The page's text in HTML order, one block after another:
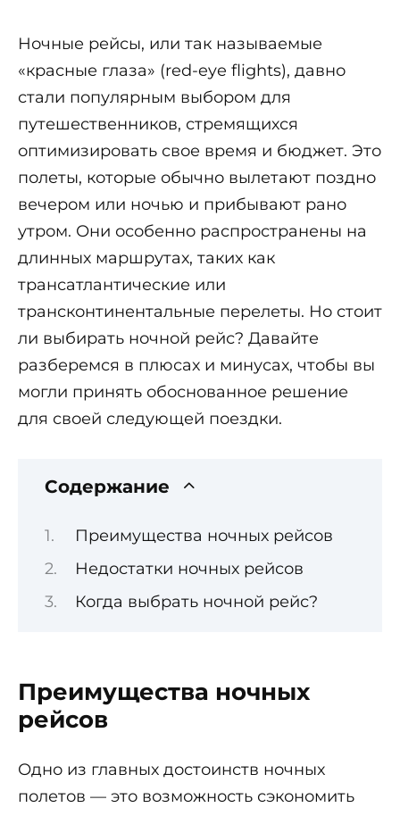
Ночные рейсы, или так называемые
«красные глаза» (red-eye flights), давно
стали популярным выбором для
путешественников, стремящихся
оптимизировать свое время и бюджет. Это
полеты, которые обычно вылетают поздно
вечером или ночью и прибывают рано
утром. Они особенно распространены на
длинных маршрутах, таких как
трансатлантические или
трансконтинентальные перелеты. Но стоит
ли выбирать ночной рейс? Давайте
разберемся в плюсах и минусах, чтобы вы
могли принять обоснованное решение
для своей следующей поездки.
Содержание
Преимущества ночных рейсов
Недостатки ночных рейсов
Когда выбрать ночной рейс?
Преимущества ночных
рейсов
Одно из главных достоинств ночных
полетов — это возможность сэкономить